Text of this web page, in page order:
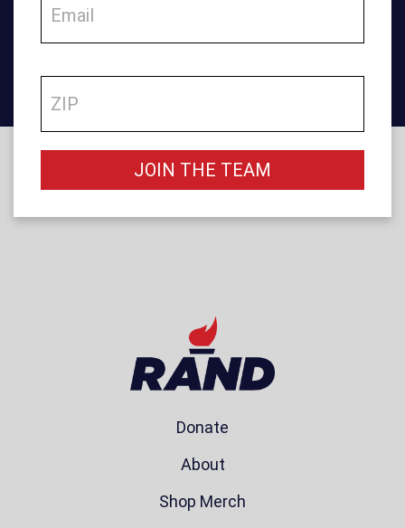
JOIN THE TEAM
Donate
About
Shop Merch